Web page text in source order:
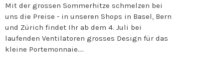
Mit der grossen Sommerhitze schmelzen bei
uns die Preise - in unseren Shops in Basel, Bern
und Zürich findet Ihr ab dem 4. Juli bei
laufenden Ventilatoren grosses Design für das
kleine Portemonnaie....